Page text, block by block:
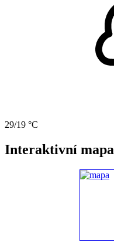
29/19 °C
Interaktivní mapa